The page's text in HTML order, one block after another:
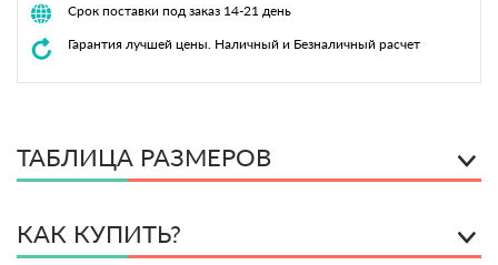
Срок поставки под заказ 14-21 день
Гарантия лучшей цены. Наличный и Безналичный расчет
ТАБЛИЦА РАЗМЕРОВ
КАК КУПИТЬ?